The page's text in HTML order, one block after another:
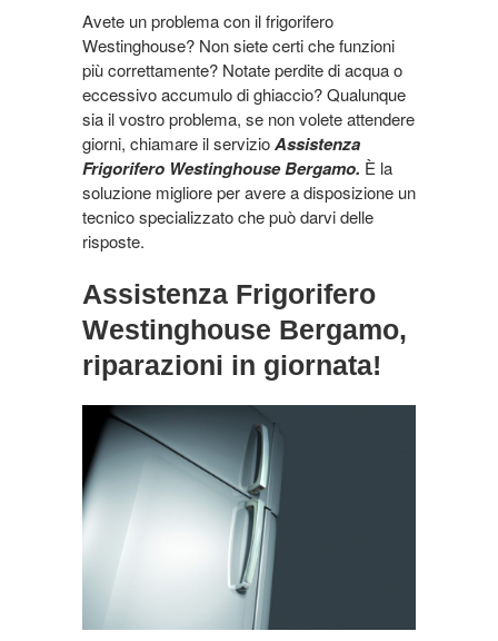
Avete un problema con il frigorifero
Westinghouse? Non siete certi che funzioni
più correttamente? Notate perdite di acqua o
eccessivo accumulo di ghiaccio? Qualunque
sia il vostro problema, se non volete attendere
giorni, chiamare il servizioAssistenza
Frigorifero Westinghouse Bergamo. È la
soluzione migliore per avere a disposizione un
tecnico specializzato che può darvi delle
risposte.
Assistenza Frigorifero
Westinghouse Bergamo,
riparazioni in giornata!